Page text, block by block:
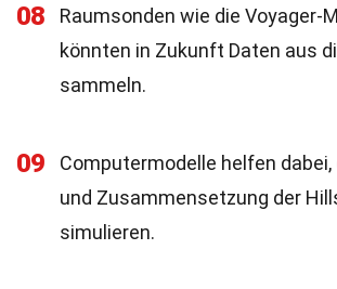
08
Raumsonden wie die Voyager-
könnten in Zukunft Daten aus
sammeln.
09
Computermodelle helfen dabei,
und Zusammensetzung der
simulieren.